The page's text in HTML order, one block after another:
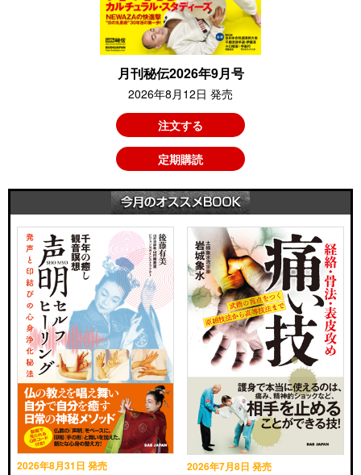
月刊秘伝2026年9月号
2026年8月12日 発売
注文する
定期購読
2026年8月31日 発売
2026年7月8日 発売